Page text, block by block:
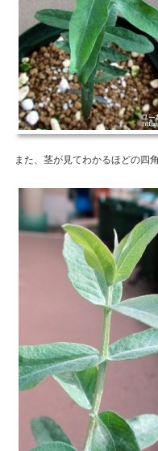
また、茎が見てわかるほどの四